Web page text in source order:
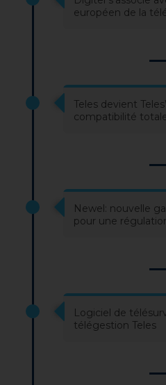
européen de la
Teles devient
compatibilité
Newel: nouvelle
pour une
Logiciel de
télégestion Teles